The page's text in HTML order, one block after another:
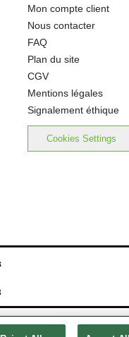
Mon compte client
Nous contacter
FAQ
Plan du site
CGV
Mentions légales
Signalement éthique
Cookies Settings